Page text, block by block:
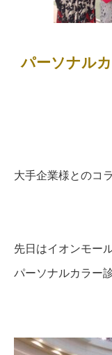
パーソナル
大手企業様とのコ
先日はイオンモー
パーソナルカラー